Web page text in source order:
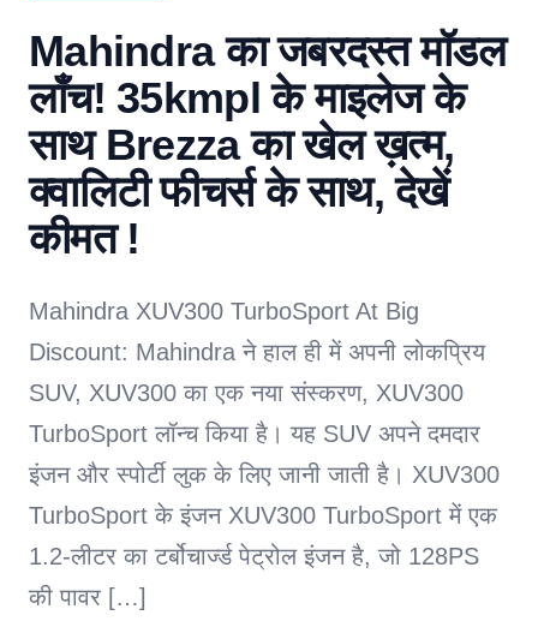
Mahindra का जबरदस्त मॉडल
लाँच! 35kmpl के माइलेज के
साथ Brezza का खेल ख़त्म,
क्वालिटी फीचर्स के साथ, देखें
कीमत !
Mahindra XUV300 TurboSport At Big
Discount: Mahindra ने हाल ही में अपनी लोकप्रिय
SUV, XUV300 का एक नया संस्करण, XUV300
TurboSport लॉन्च किया है। यह SUV अपने दमदार
इंजन और स्पोर्टी लुक के लिए जानी जाती है। XUV300
TurboSport के इंजन XUV300 TurboSport में एक
1.2-लीटर का टर्बोचार्ज्ड पेट्रोल इंजन है, जो 128PS
की पावर […]